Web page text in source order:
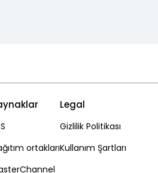
ortakları
Legal
Gizlilik Politikası
Kullanım Şartları